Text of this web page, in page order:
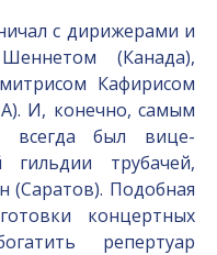
с дирижерами и
(Канада),
Кафирисом
И, конечно, самым
всегда был вице-
гильдии трубачей,
(Саратов). Подобная
концертных
репертуар